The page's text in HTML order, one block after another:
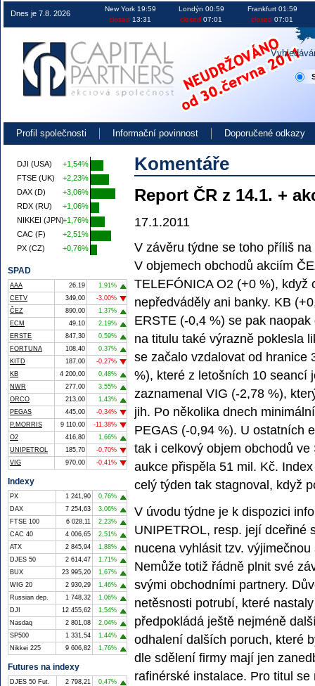
Obchodování na burze v ČR EU i USA investice akcie kurzy
Komentáře
Report ČR z 14.1. +
17.1.2011
V závěru týdne se toho příliš
V objemech obchodů akciím
TELEFÓNICA O2 (+0 %), když
nepředváděly ani banky. KB
ERSTE (-0,4 %) se pak
na titulu také výrazně poklesla
se začalo vzdalovat od hranice
%), které z letošních 10 seancí
zaznamenal VIG (-2,78 %),
jih. Po několika dnech
PEGAS (-0,94 %). U ostatních
tak i celkový objem obchodů
aukce přispěla 51 mil. Kč.
celý týden tak stagnoval, když
V úvodu týdne je k dispozici
UNIPETROL, resp. její dceřiné
nucena vyhlásit tzv.
Nemůže totiž řádně plnit své
svými obchodními partnery.
netěsnosti potrubí, které
předpokládá ještě nejméně
odhalení dalších poruch, které
dle sdělení firmy mají jen
rafinérské instalace. Pro titul
DJI (USA)
FTSE (UK)
DAX (D)
RDX (RU)
NIKKEI (JPN)
CAC (F)
PX (CZ)
+1,54%
+2,23%
+3,06%
+1,06%
+1,76%
+2,51%
+0,76%
SPAD
AAA 26,19
1,91%
CETV
349,00
-3,00%
ČEZ
890,00
1,37%
ECM
49,10
2,19%
ERSTE
847,30
0,59%
FORTUNA
108,40
0,37%
KITD
187,00
-0,27%
KB
4 200,00
0,48%
NWR
277,00
3,55%
ORCO
213,00
1,43%
PEGAS
445,00
-0,34%
P.MORRIS
9 110,00
-11,38%
O2
416,80
1,66%
UNIPETROL
185,70
-0,70%
VIG
970,00 -0,41%
Indexy
PX 1 241,90
0,76%
DAX
7 254,63
3,06%
FTSE 100
6 028,11
2,23%
CAC 40
4 006,65
2,51%
ATX
2 845,94
1,88%
DJES 50
2 614,47
1,71%
BUX
23 995,20
1,67%
WIG 20
2 930,29
1,46%
Russian dep.
1 748,32
1,06%
DJI
12 455,62
1,54%
Nasdaq
2 801,08
2,04%
SP500
1 331,54
1,44%
Nikkei 225
9 606,82 1,76%
Futures na indexy
DJES 50 Fut. 2 798,21
0,47%
Dnes je 7.8. 2026
New York 19:59
closed 13:31
Londýn 00:59
closed 07:01
Frankfurt 01:59
closed 07:01
Profil společnosti Informační povinnost Doporučené odkazy